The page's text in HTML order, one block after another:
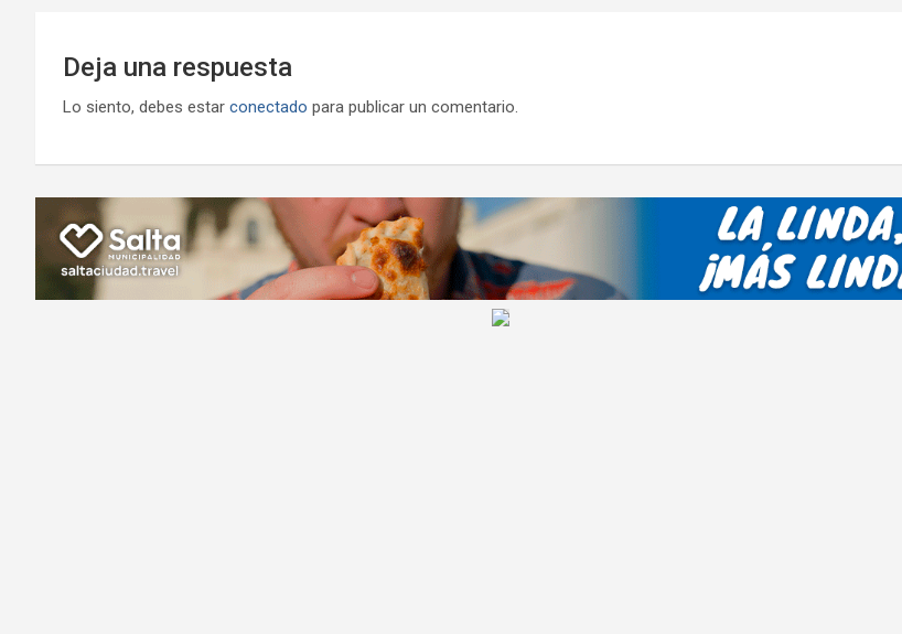
Deja una respuesta
Lo siento, debes estar conectado para publicar un comentario.